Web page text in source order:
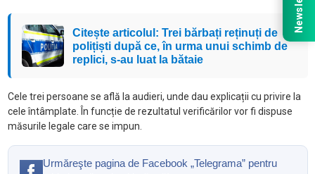
Citește articolul: Trei bărbați reținuți de
polițiști după ce, în urma unui schimb de
replici, s-au luat la bătaie
Cele trei persoane se află la audieri, unde dau explicații cu privire la
cele întâmplate. În funcție de rezultatul verificărilor vor fi dispuse
măsurile legale care se impun.
Urmăreşte pagina de Facebook „Telegrama” pentru